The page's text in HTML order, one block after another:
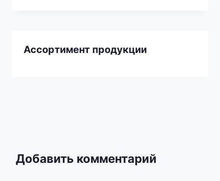
Ассортимент продукции
Добавить комментарий